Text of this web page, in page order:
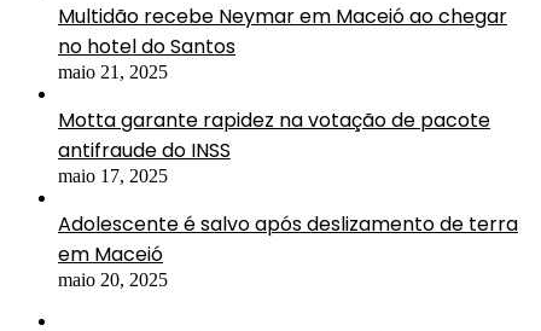
Multidão recebe Neymar em Maceió ao chegar
no hotel do Santos
maio 21, 2025
Motta garante rapidez na votação de pacote
antifraude do INSS
maio 17, 2025
Adolescente é salvo após deslizamento de terra
em Maceió
maio 20, 2025